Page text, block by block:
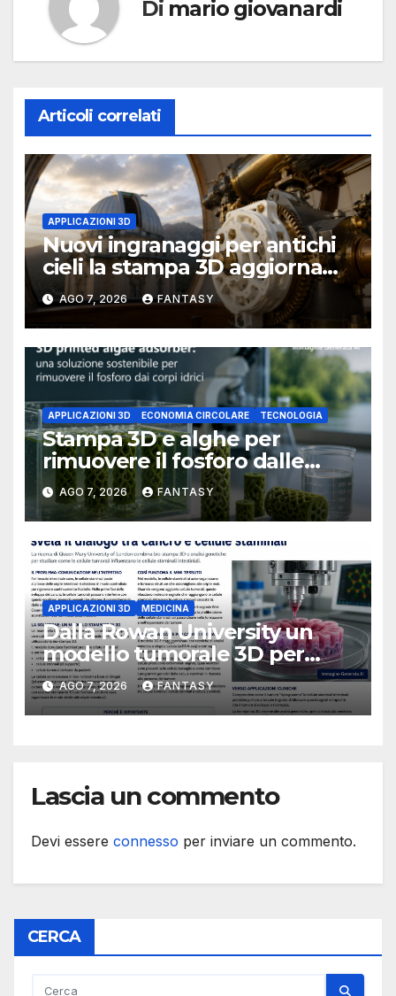
Di mario giovanardi
Articoli correlati
APPLICAZIONI 3D
Nuovi ingranaggi per antichi
cieli la stampa 3D aggiorna
un osservatorio del 1930 della
University of Arkansas at
Little Rock
AGO 7, 2026 FANTASY
APPLICAZIONI 3D ECONOMIA CIRCOLARE TECNOLOGIA
Stampa 3D e alghe per
rimuovere il fosforo dalle
acque il progetto della
Florida Atlantic University
AGO 7, 2026 FANTASY
APPLICAZIONI 3D MEDICINA
Dalla Rowan University un
modello tumorale 3D per
studiare il dialogo tra cancro
e cellule staminali
AGO 7, 2026 FANTASY
Lascia un commento
Devi essere connesso per inviare un commento.
CERCA